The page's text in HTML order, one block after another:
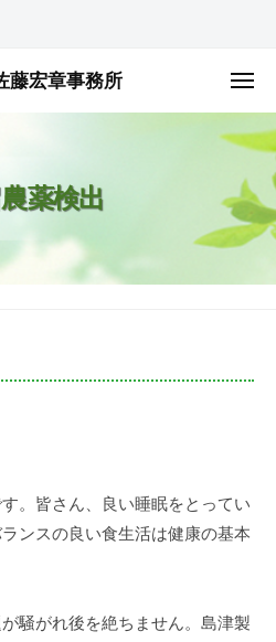
宏章事務所
メ
ュ
ー
薬検出
。皆さん、良い睡眠をとってい
ンスの良い食生活は健康の基本
騒がれ後を絶ちません。島津製